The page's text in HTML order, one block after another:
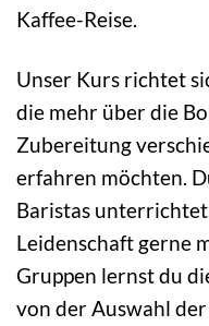
Kaffee-Reise.
Unser Kurs richtet
die mehr über die
Zubereitung
erfahren möchten.
Baristas
Leidenschaft gerne
Gruppen lernst du
von der Auswahl